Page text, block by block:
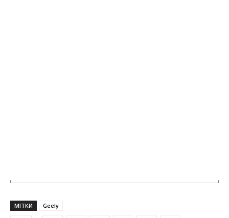
МІТКИ Geely